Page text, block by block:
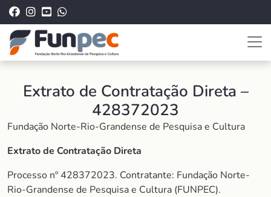
Extrato de Contratação Direta –
428372023
Fundação Norte-Rio-Grandense de Pesquisa e Cultura
Extrato de Contratação Direta
Processo nº 428372023. Contratante: Fundação Norte-
Rio-Grandense de Pesquisa e Cultura (FUNPEC).